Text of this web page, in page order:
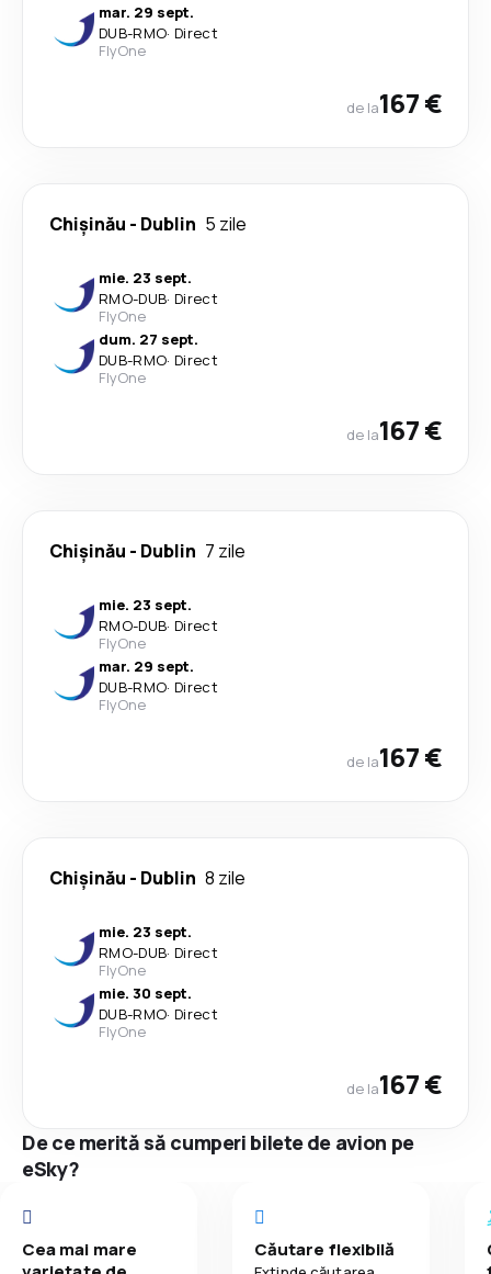
mar. 29 sept.
DUB-RMO· Direct
FlyOne
de la167 €
Chișinău - Dublin 5 zile
mie. 23 sept.
RMO-DUB· Direct
FlyOne
dum. 27 sept.
DUB-RMO· Direct
FlyOne
de la167 €
Chișinău - Dublin 7 zile
mie. 23 sept.
RMO-DUB· Direct
FlyOne
mar. 29 sept.
DUB-RMO· Direct
FlyOne
de la167 €
Chișinău - Dublin 8 zile
mie. 23 sept.
RMO-DUB· Direct
FlyOne
mie. 30 sept.
DUB-RMO· Direct
FlyOne
de la167 €
De ce merită să cumperi bilete de avion pe
eSky?
Cea mai mare
Căutare flexibilă